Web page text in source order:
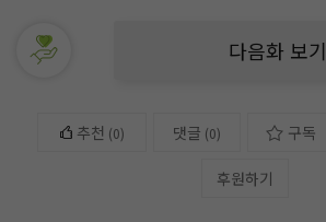
다음화 보기
추천 (0) 댓글 (0) 구독
후원하기